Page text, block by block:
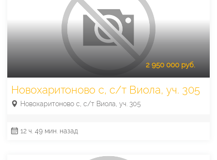
2 950 000 руб.
Новохаритоново с, с/т Виола, уч. 305
Новохаритоново с, с/т Виола, уч. 305
12 ч. 49 мин. назад